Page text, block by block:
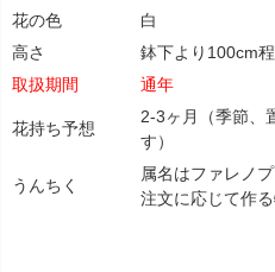
花の色
白
高さ
鉢下より100cm
取扱期間
通年
花持ち予想
2-3ヶ月（季節、
す）
うんちく
属名はファレノ
注文に応じて作る